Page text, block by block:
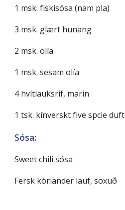
1 msk. fiskisósa (nam pla)
3 msk. glært hunang
2 msk. olía
1 msk. sesam olía
4 hvítlauksrif, marin
1 tsk. kínverskt five spcie duft
Sósa:
Sweet chili sósa
Fersk kóriander lauf, söxuð